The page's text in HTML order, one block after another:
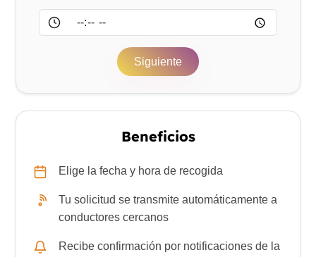
Siguiente
Beneficios
Elige la fecha y hora de recogida
Tu solicitud se transmite automáticamente a
conductores cercanos
Recibe confirmación por notificaciones de la